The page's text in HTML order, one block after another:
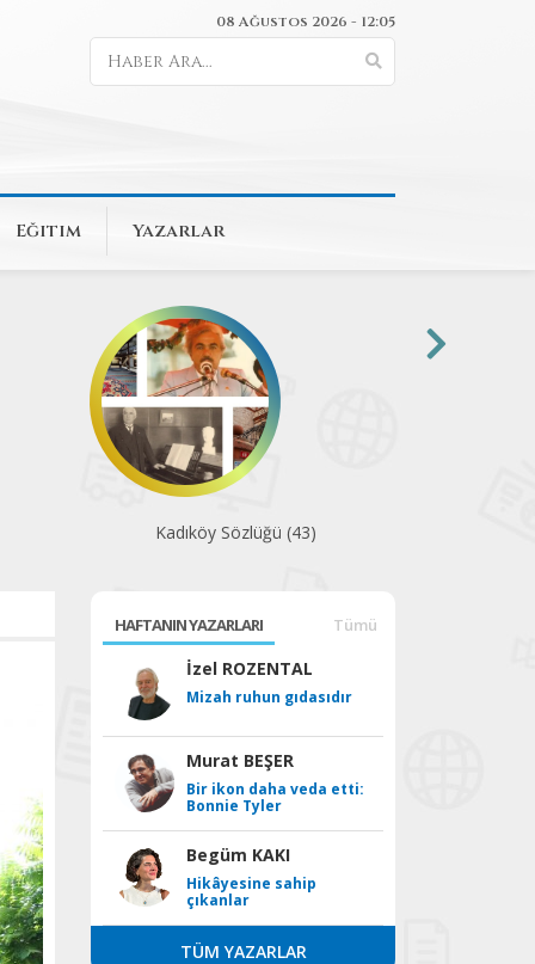
08 Ağustos 2026 - 12:05
Eğitim Yazarlar
Kadıköy Havadisleri (9)
HAFTANIN YAZARLARI Tümü
İzel ROZENTAL
Mizah ruhun gıdasıdır
Murat BEŞER
Bir ikon daha veda etti:
Bonnie Tyler
Begüm KAKI
Hikâyesine sahip
çıkanlar
TÜM YAZARLAR